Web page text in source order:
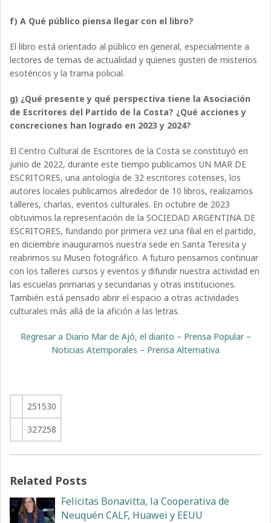
f) A Qué público piensa llegar con el libro?
El libro está orientado al público en general, especialmente a
lectores de temas de actualidad y quienes gusten de misterios
esotéricos y la trama policial.
g) ¿Qué presente y qué perspectiva tiene la Asociación
de Escritores del Partido de la Costa? ¿Qué acciones y
concreciones han logrado en 2023 y 2024?
El Centro Cultural de Escritores de la Costa se constituyó en
junio de 2022, durante este tiempo publicamos UN MAR DE
ESCRITORES, una antología de 32 escritores cotenses, los
autores locales publicamos alrededor de 10 libros, realizamos
talleres, charlas, eventos culturales. En octubre de 2023
obtuvimos la representación de la SOCIEDAD ARGENTINA DE
ESCRITORES, fundando por primera vez una filial en el partido,
en diciembre inauguramos nuestra sede en Santa Teresita y
reabrimos su Museo fotográfico. A futuro pensamos continuar
con los talleres cursos y eventos y difundir nuestra actividad en
las escuelas primarias y secundarias y otras instituciones.
También está pensado abrir el espacio a otras actividades
culturales más allá de la afición a las letras.
Regresar a Diario Mar de Ajó, el diarito – Prensa Popular –
Noticias Atemporales – Prensa Alternativa
251530
327258
Related Posts
Felicitas Bonavitta, la Cooperativa de
Neuquén CALF, Huawei y EEUU